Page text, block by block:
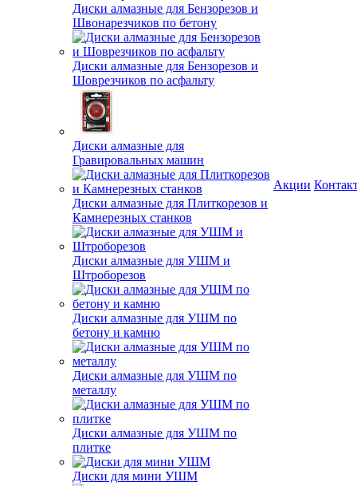
Диски алмазные для Бензорезов и
Швонарезчиков по бетону
Диски алмазные для Бензорезов и
Шоврезчиков по асфальту
Диски алмазные для
Гравировальных машин
Диски алмазные для Плиткорезов и
Камнерезных станков
Диски алмазные для УШМ и
Штроборезов
Диски алмазные для УШМ по
бетону и камню
Диски алмазные для УШМ по
металлу
Диски алмазные для УШМ по
плитке
Диски для мини УШМ
Акции